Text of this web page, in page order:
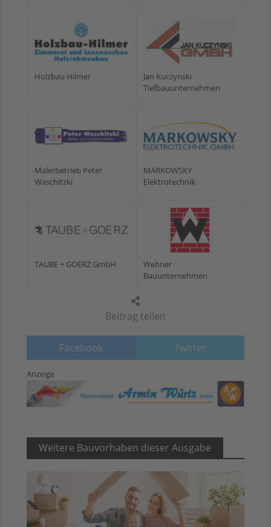
Beitrag teilen
Facebook Twitter
Holzbau Hilmer
Jan Kuczynski
Tiefbauunternehmen
Malerbetrieb Peter
Waschitzki
MARKOWSKY
Elektrotechnik
TAUBE + GOERZ GmbH
Wehner
Bauunternehmen
Anzeige
Weitere Bauvorhaben dieser Ausgabe